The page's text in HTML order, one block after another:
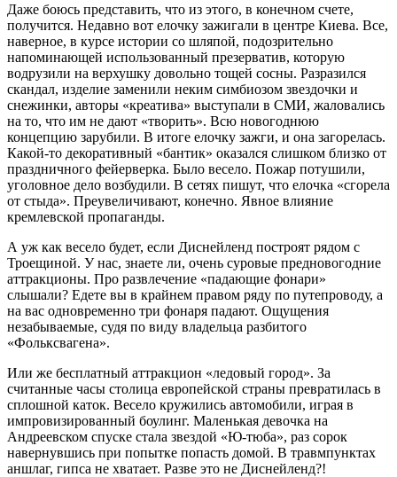
Даже боюсь представить, что из этого, в конечном счете,
получится. Недавно вот елочку зажигали в центре Киева. Все,
наверное, в курсе истории со шляпой, подозрительно
напоминающей использованный презерватив, которую
водрузили на верхушку довольно тощей сосны. Разразился
скандал, изделие заменили неким симбиозом звездочки и
снежинки, авторы «креатива» выступали в СМИ, жаловались
на то, что им не дают «творить». Всю новогоднюю
концепцию зарубили. В итоге елочку зажги, и она загорелась.
Какой-то декоративный «бантик» оказался слишком близко от
праздничного фейерверка. Было весело. Пожар потушили,
уголовное дело возбудили. В сетях пишут, что елочка «сгорела
от стыда». Преувеличивают, конечно. Явное влияние
кремлевской пропаганды.
А уж как весело будет, если Диснейленд построят рядом с
Троещиной. У нас, знаете ли, очень суровые предновогодние
аттракционы. Про развлечение «падающие фонари»
слышали? Едете вы в крайнем правом ряду по путепроводу, а
на вас одновременно три фонаря падают. Ощущения
незабываемые, судя по виду владельца разбитого
«Фольксвагена».
Или же бесплатный аттракцион «ледовый город». За
считанные часы столица европейской страны превратилась в
сплошной каток. Весело кружились автомобили, играя в
импровизированный боулинг. Маленькая девочка на
Андреевском спуске стала звездой «Ю-тюба», раз сорок
навернувшись при попытке попасть домой. В травмпунктах
аншлаг, гипса не хватает. Разве это не Диснейленд?!